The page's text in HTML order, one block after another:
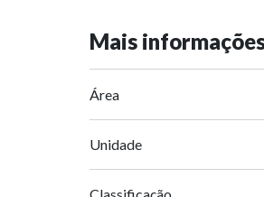
Mais
Área
Unidade